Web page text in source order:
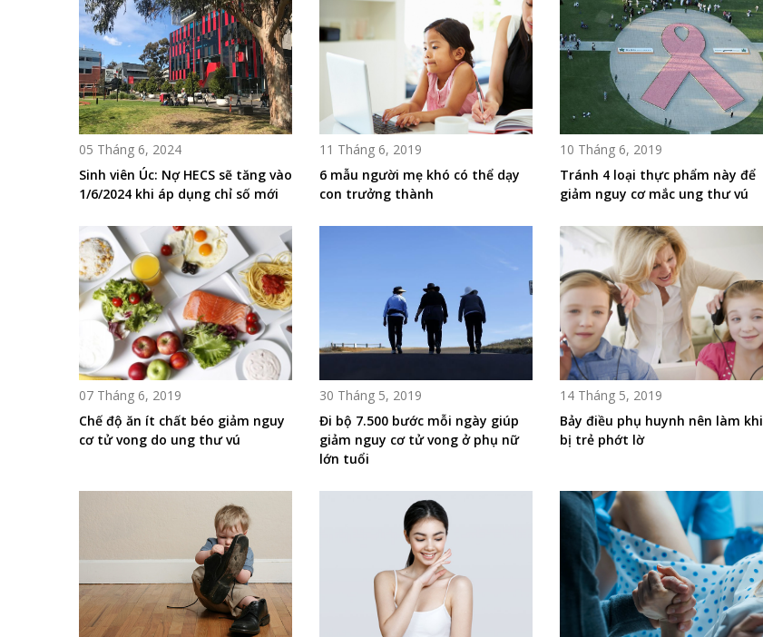
05 Tháng 6, 2024
Sinh viên Úc: Nợ HECS sẽ tăng vào
1/6/2024 khi áp dụng chỉ số mới
11 Tháng 6, 2019
6 mẫu người mẹ khó có thể dạy
con trưởng thành
10 Tháng 6, 2019
Tránh 4 loại thực phẩm này để
giảm nguy cơ mắc ung thư vú
07 Tháng 6, 2019
Chế độ ăn ít chất béo giảm nguy
cơ tử vong do ung thư vú
30 Tháng 5, 2019
Đi bộ 7.500 bước mỗi ngày giúp
giảm nguy cơ tử vong ở phụ nữ
lớn tuổi
14 Tháng 5, 2019
Bảy điều phụ huynh nên làm khi
bị trẻ phớt lờ